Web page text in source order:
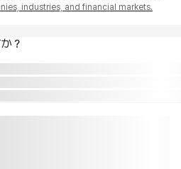
industries, and financial markets.
？